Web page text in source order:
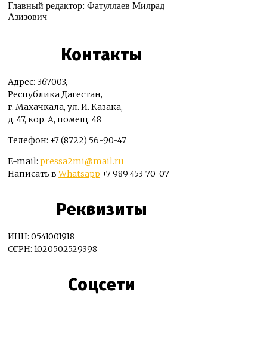
Главный редактор: Фатуллаев Милрад
Азизович
Контакты
Адрес: 367003,
Республика Дагестан,
г. Махачкала, ул. И. Казака,
д. 47, кор. А, помещ. 48
Телефон: +7 (8722) 56-90-47
E-mail: pressa2mi@mail.ru
Написать вWhatsapp +7 989 453-70-07
Реквизиты
ИНН: 0541001918
ОГРН: 1020502529398
Соцсети